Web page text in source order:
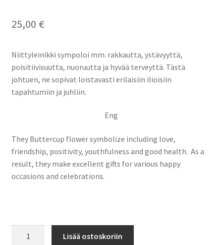
25,00 €
Niittyleinikki sympoloi mm. rakkautta, ystävyyttä,
poisitiivisuutta, nuoruutta ja hyvää terveyttä. Tästä
johtuen, ne sopivat loistavasti erilaisiin ilioisiin
tapahtumiin ja juhliin.
Eng
They Buttercup flower symbolize including love,
friendship, positivity, youthfulness and good health. As a
result, they make excellent gifts for various happy
occasions and celebrations.
Lisää ostoskoriin